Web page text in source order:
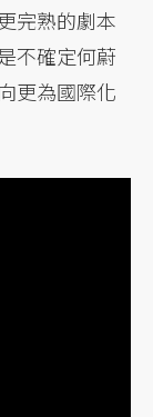
完熟的劇本
不確定何蔚
更為國際化